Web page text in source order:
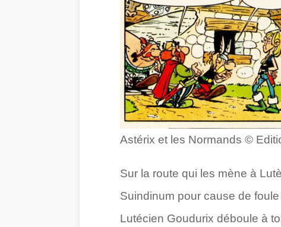
Astérix et les Normands ©
Sur la route qui les mène à
Suindinum pour cause de
Lutécien Goudurix déboule à